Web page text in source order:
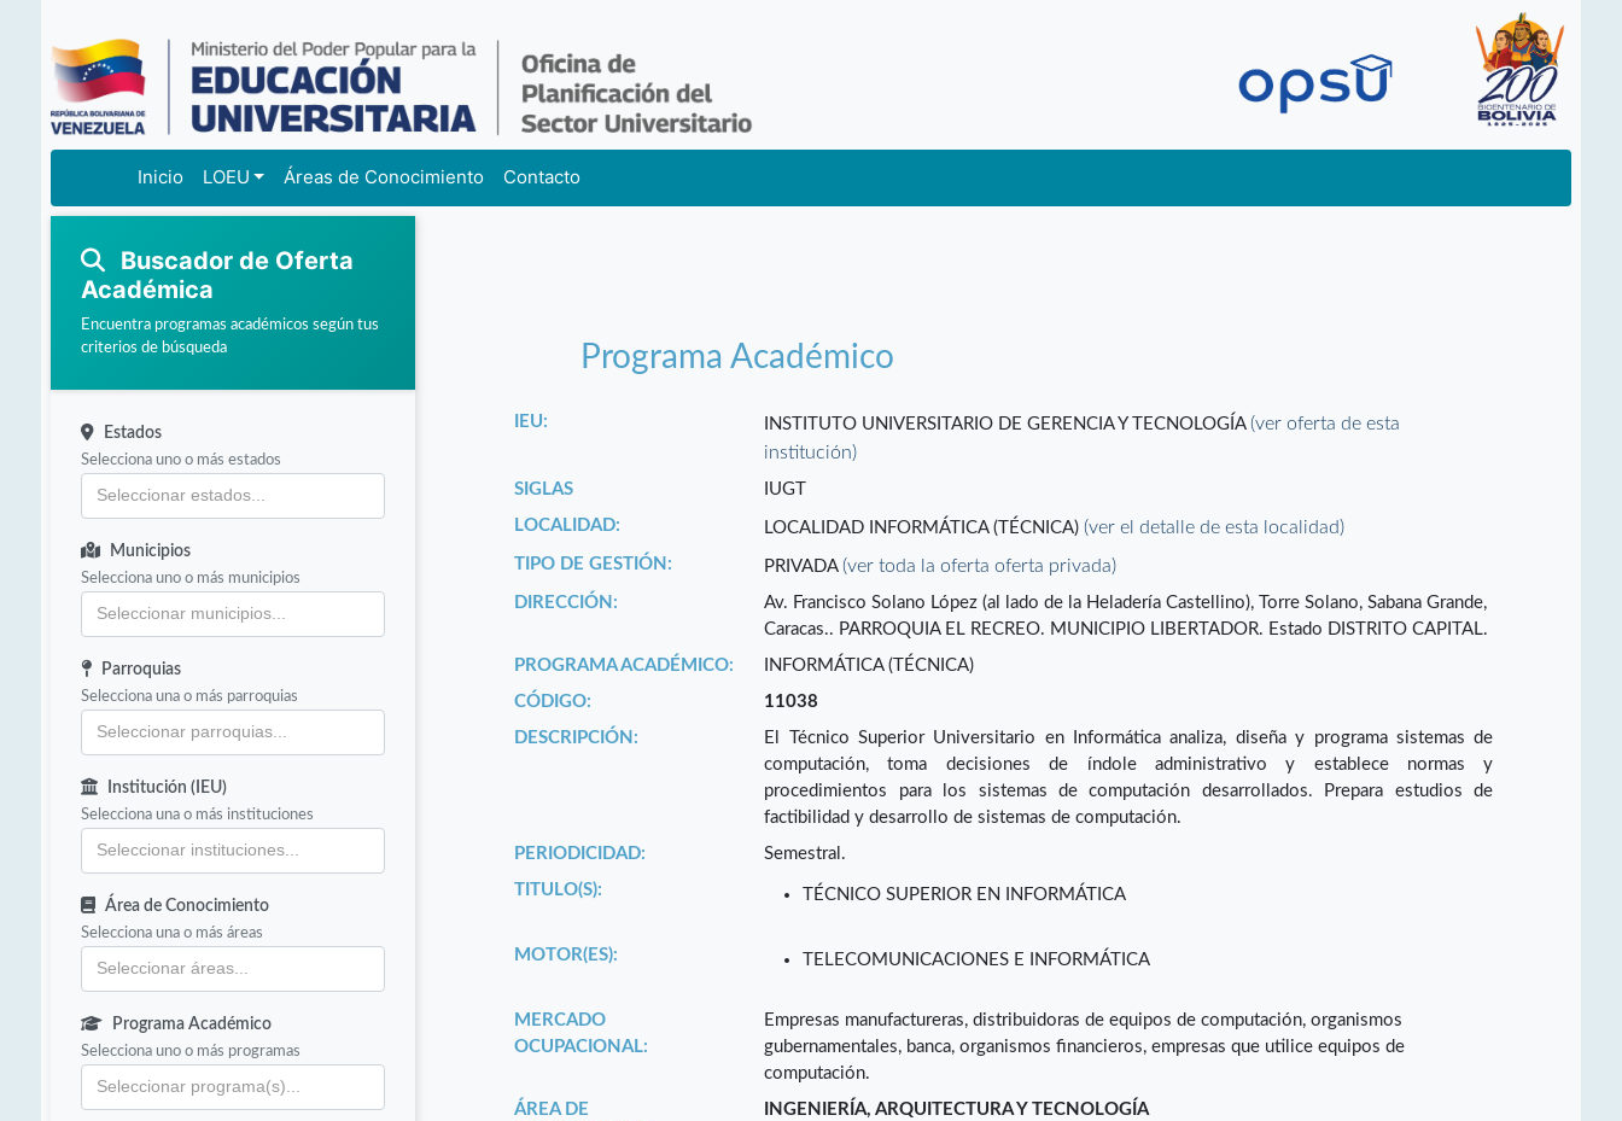
Inicio LOEU Áreas de Conocimiento Contacto
Buscador de Oferta
Académica
Encuentra programas académicos según tus
criterios de búsqueda
Estados
Selecciona uno o más estados
Municipios
Selecciona uno o más municipios
Parroquias
Selecciona una o más parroquias
Institución (IEU)
Selecciona una o más instituciones
Área de Conocimiento
Selecciona una o más áreas
Programa Académico
Selecciona uno o más programas
Programa Académico
IEU: INSTITUTO UNIVERSITARIO DE GERENCIA Y TECNOLOGÍA(ver oferta de esta
institución)
SIGLAS
IUGT
LOCALIDAD:
LOCALIDAD INFORMÁTICA (TÉCNICA)(ver el detalle de esta localidad)
TIPO DE GESTIÓN: PRIVADA(ver toda la oferta oferta privada)
DIRECCIÓN:
Av. Francisco Solano López (al lado de la Heladería Castellino), Torre Solano, Sabana Grande,
Caracas.. PARROQUIA EL RECREO. MUNICIPIO LIBERTADOR. Estado DISTRITO CAPITAL.
PROGRAMA ACADÉMICO:
INFORMÁTICA (TÉCNICA)
CÓDIGO:
11038
DESCRIPCIÓN:
El Técnico Superior Universitario en Informática analiza, diseña y programa sistemas de
computación, toma decisiones de índole administrativo y establece normas y
procedimientos para los sistemas de computación desarrollados. Prepara estudios de
factibilidad y desarrollo de sistemas de computación.
PERIODICIDAD:
Semestral.
TITULO(S):
TÉCNICO SUPERIOR EN INFORMÁTICA
MOTOR(ES): TELECOMUNICACIONES E INFORMÁTICA
MERCADO
OCUPACIONAL:
Empresas manufactureras, distribuidoras de equipos de computación, organismos
gubernamentales, banca, organismos financieros, empresas que utilice equipos de
computación.
ÁREA DE
INGENIERÍA, ARQUITECTURA Y TECNOLOGÍA